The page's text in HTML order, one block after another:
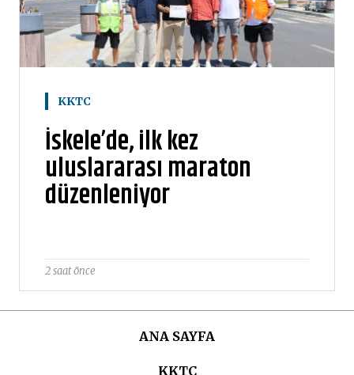
KKTC
İskele’de, ilk kez
uluslararası maraton
düzenleniyor
2 saat önce
ANA SAYFA
KKTC